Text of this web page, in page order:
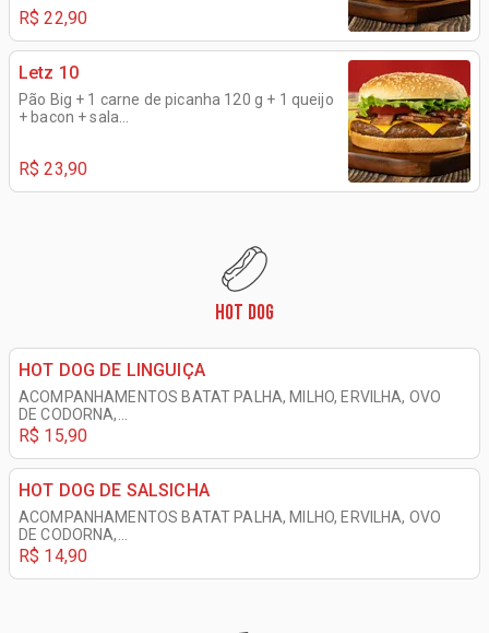
R$ 22,90
Letz 10
Pão Big + 1 carne de picanha 120 g + 1 queijo
+ bacon + sala...
R$ 23,90
HOT DOG
HOT DOG DE LINGUIÇA
ACOMPANHAMENTOS BATAT PALHA, MILHO, ERVILHA, OVO
DE CODORNA,...
R$ 15,90
HOT DOG DE SALSICHA
ACOMPANHAMENTOS BATAT PALHA, MILHO, ERVILHA, OVO
DE CODORNA,...
R$ 14,90